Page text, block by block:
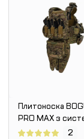
Плитоноска
PRO MAX з системою
швидкого
2